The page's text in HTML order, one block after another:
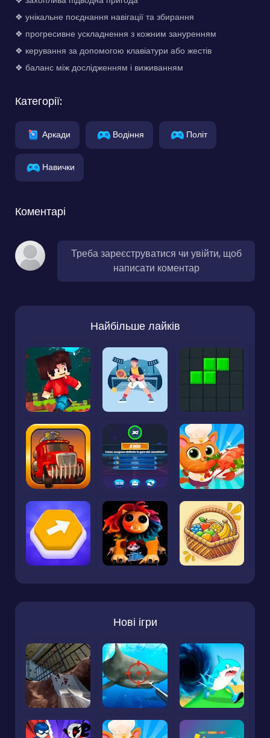
❖ унікальне поєднання навігації та збирання
❖ прогресивне ускладнення з кожним зануренням
❖ керування за допомогою клавіатури або жестів
❖ баланс між дослідженням і виживанням
Категорії:
Аркади Водіння Політ
Навички
Коментарі
Треба зареєструватися чи увійти, щоб
написати коментар
Найбільше лайків
Нові ігри